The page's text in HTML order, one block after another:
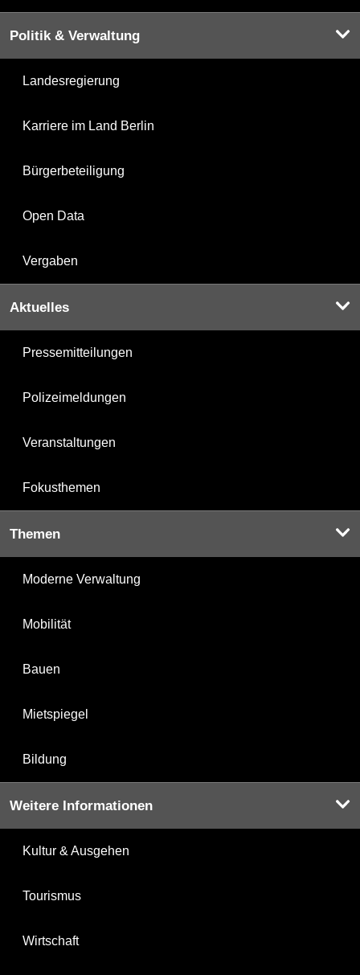
Politik & Verwaltung
Landesregierung
Karriere im Land Berlin
Bürgerbeteiligung
Open Data
Vergaben
Aktuelles
Pressemitteilungen
Polizeimeldungen
Veranstaltungen
Fokusthemen
Themen
Moderne Verwaltung
Mobilität
Bauen
Mietspiegel
Bildung
Weitere Informationen
Kultur & Ausgehen
Tourismus
Wirtschaft